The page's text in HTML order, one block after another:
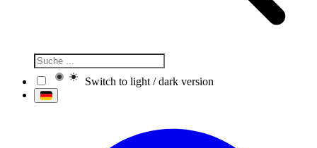
Switch to light / dark version